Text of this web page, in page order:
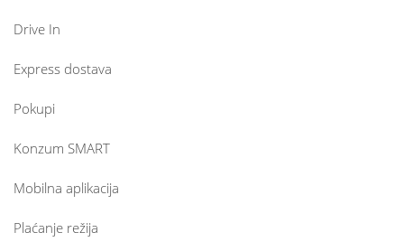
Drive In
Express dostava
Pokupi
Konzum SMART
Mobilna aplikacija
Plaćanje režija